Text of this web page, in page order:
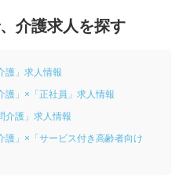
介護求人を探す
護」求人情報
護」×「正社員」求人情報
介護」求人情報
護」×「サービス付き高齢者向け